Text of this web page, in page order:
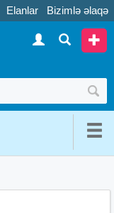
Elanlar Bizimlə əlaqə